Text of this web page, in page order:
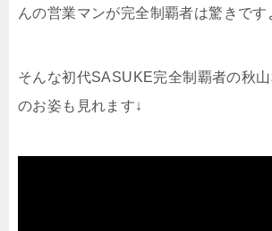
んの営業マンが完全制覇者は驚きです
そんな初代SASUKE完全制覇者の秋
のお姿も見れます↓